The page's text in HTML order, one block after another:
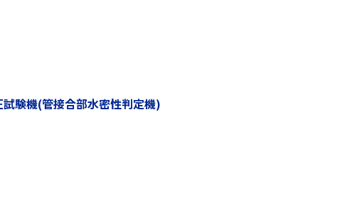
験機(管接合部水密性判定機)